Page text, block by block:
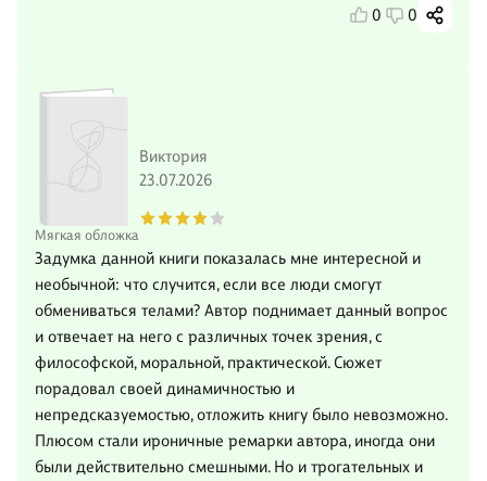
0 0
Мягкая обложка
Виктория
23.07.2026
Задумка данной книги показалась мне интересной и
необычной: что случится, если все люди смогут
обмениваться телами? Автор поднимает данный вопрос
и отвечает на него с различных точек зрения, с
философской, моральной, практической. Сюжет
порадовал своей динамичностью и
непредсказуемостью, отложить книгу было невозможно.
Плюсом стали ироничные ремарки автора, иногда они
были действительно смешными. Но и трогательных и